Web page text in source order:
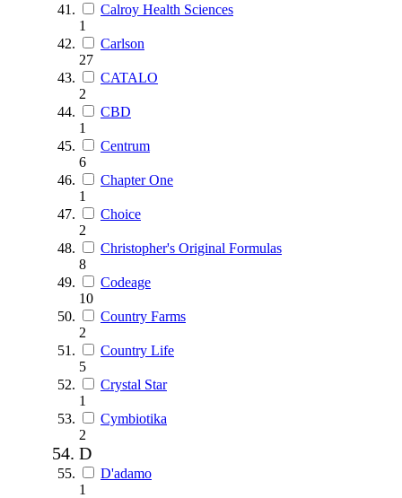
Calroy Health Sciences
1
Carlson
27
CATALO
2
CBD
1
Centrum
6
Chapter One
1
Choice
2
Christopher's Original Formulas
8
Codeage
10
Country Farms
2
Country Life
5
Crystal Star
1
Cymbiotika
2
D
D'adamo
1